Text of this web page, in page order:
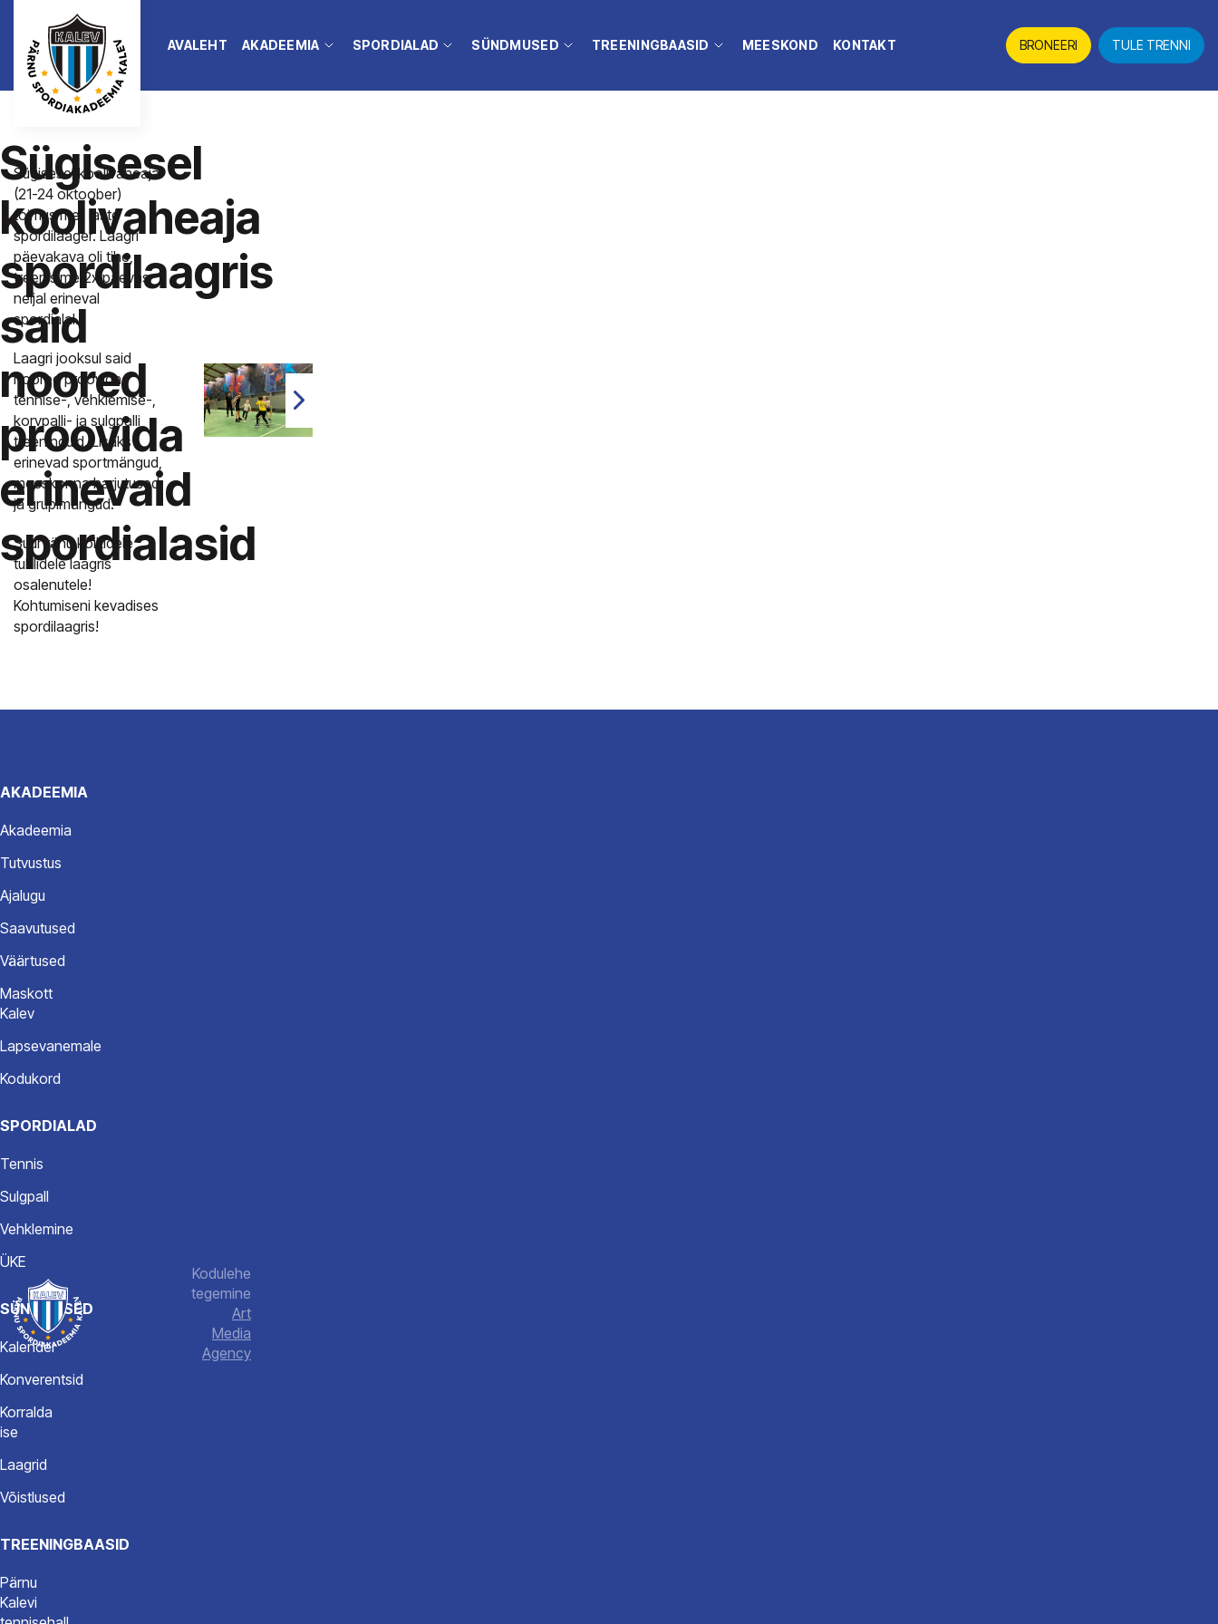
AVALEHT AKADEEMIA SPORDIALAD SÜNDMUSED TREENINGBAASID MEESKOND KONTAKT BRONEERI TULE TRENNI
Sügisesel
koolivaheaja
spordilaagris
said
noored
proovida
erinevaid
spordialasid
Sügisesel koolivaheajal
(21-24 oktoober)
toimus meil laste
spordilaager. Laagri
päevakava oli tihe,
treenisime 2x päevas
neljal erineval
spordialal.
Laagri jooksul said
noored proovida
tennise-, vehklemise-,
korvpalli- ja sulgpalli
treeninguid. Lisaks
erinevad sportmängud,
meeskonna harjutused
ja grupimängud.
Suur tänu kõikidele
tublidele laagris
osalenutele!
Kohtumiseni kevadises
spordilaagris!
AKADEEMIA
Akadeemia
Tutvustus
Ajalugu
Saavutused
Väärtused
Maskott
Kalev
Lapsevanemale
Kodukord
SPORDIALAD
Tennis
Sulgpall
Vehklemine
ÜKE
SÜNDMUSED
Kalender
Konverentsid
Korralda
ise
Laagrid
Võistlused
TREENINGBAASID
Pärnu
Kalevi
info@spordiakadeemia.ee
Kodulehe
tegemine
Art
Media
Agency